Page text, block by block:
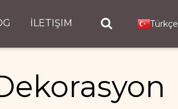
İLETIŞIM Türkçe